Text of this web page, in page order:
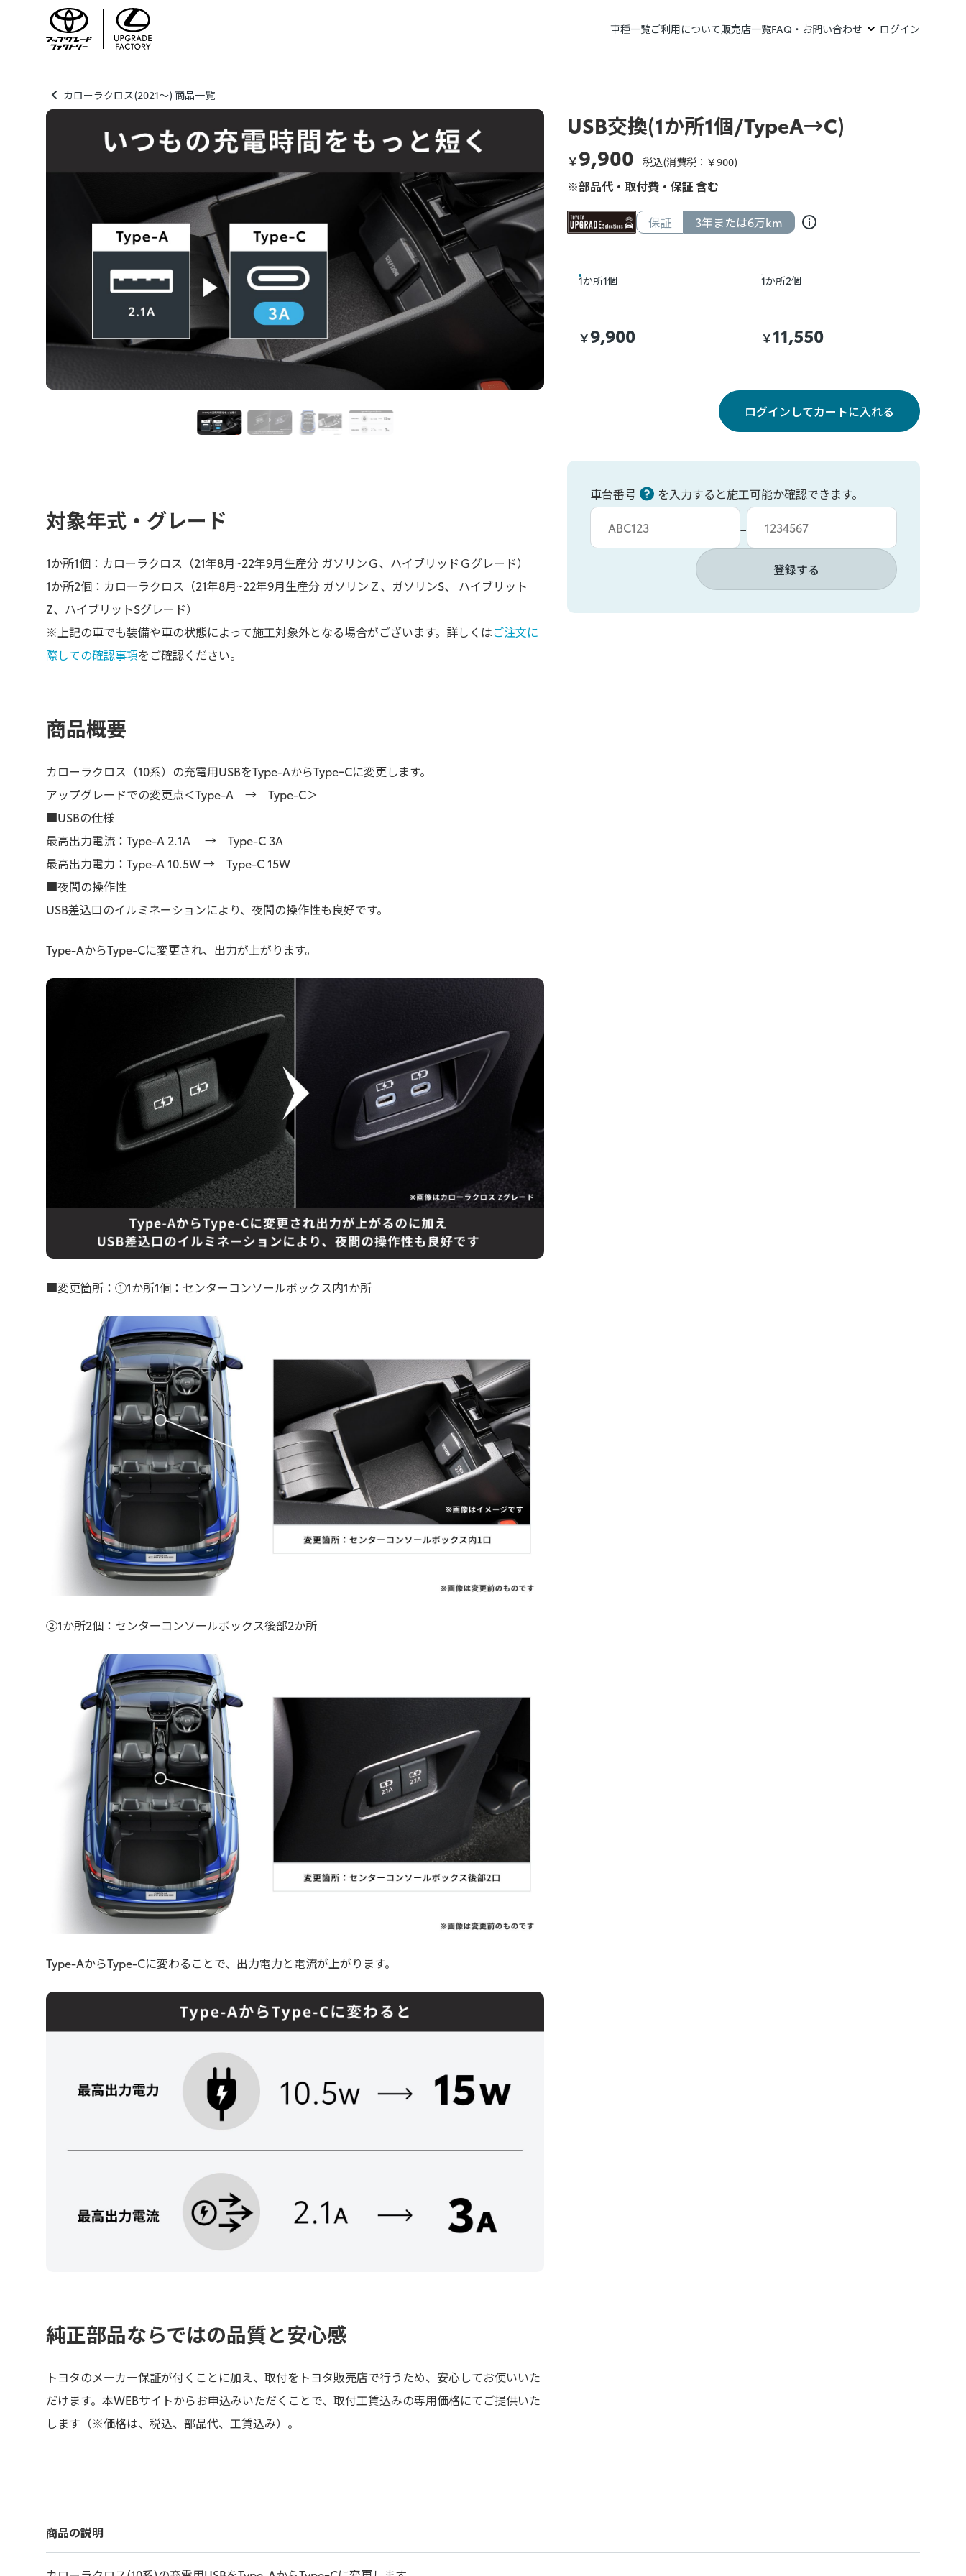
車種一覧ご利用について販売店一覧FAQ・お問い合わせ ログイン
カローラクロス(2021～) 商品一覧
USB交換(1か所1個/TypeA→C)
￥9,900 税込(消費税：￥900)
※部品代・取付費・保証 含む
保証 3年または6万km
1か所1個
￥9,900
1か所2個
￥11,550
ログインしてカートに入れる
車台番号 を入力すると施工可能か確認できます。
車台カタシキ入力
−
車台番号入力
登録する
対象年式・グレード
1か所1個：カローラクロス（21年8月~22年9月生産分 ガソリンＧ、ハイブリッドＧグレード）
1か所2個：カローラクロス（21年8月~22年9月生産分 ガソリンＺ、ガソリンS、 ハイブリット
Z、ハイブリットSグレード）
※上記の車でも装備や車の状態によって施工対象外となる場合がございます。詳しくはご注文に
際しての確認事項をご確認ください。
商品概要
カローラクロス（10系）の充電用USBをType-AからTypeｰCに変更します。
アップグレードでの変更点＜Type-A → Type-C＞
■USBの仕様
最高出力電流：Type-A 2.1A → Type-C 3A
最高出力電力：Type-A 10.5W → Type-C 15W
■夜間の操作性
USB差込口のイルミネーションにより、夜間の操作性も良好です。
Type-AからType-Cに変更され、出力が上がります。
■変更箇所：①1か所1個：センターコンソールボックス内1か所
②1か所2個：センターコンソールボックス後部2か所
Type-AからType-Cに変わることで、出力電力と電流が上がります。
純正部品ならではの品質と安心感
トヨタのメーカー保証が付くことに加え、取付をトヨタ販売店で行うため、安心してお使いいた
だけます。本WEBサイトからお申込みいただくことで、取付工賃込みの専用価格にてご提供いた
します（※価格は、税込、部品代、工賃込み）。
商品の説明